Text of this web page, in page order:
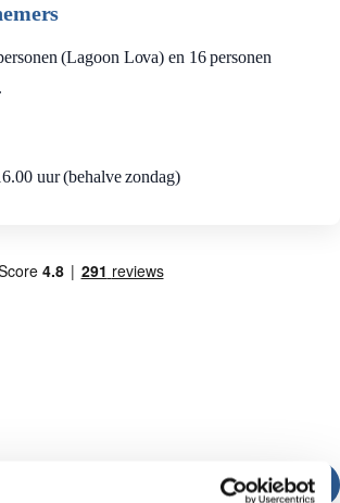
(Lagoon Lova) en 16 personen
uur (behalve zondag)